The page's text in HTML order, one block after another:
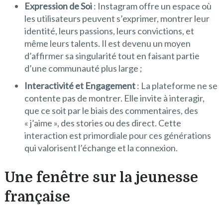
Expression de Soi: Instagram offre un espace où
les utilisateurs peuvent s’exprimer, montrer leur
identité, leurs passions, leurs convictions, et
même leurs talents. Il est devenu un moyen
d’affirmer sa singularité tout en faisant partie
d’une communauté plus large ;
Interactivité et Engagement: La plateforme ne se
contente pas de montrer. Elle invite à interagir,
que ce soit par le biais des commentaires, des
« j’aime », des stories ou des direct. Cette
interaction est primordiale pour ces générations
qui valorisent l’échange et la connexion.
Une fenêtre sur la jeunesse
française